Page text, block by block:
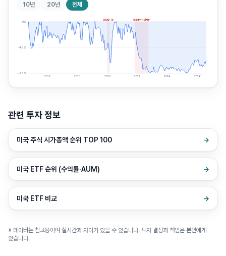
10년 20년 전체
COVID-19 인플레이션 약세장
0%
-46%
-93%
2016 2018 2020 2022 2024 2026
관련 투자 정보
미국 주식 시가총액 순위 TOP 100 →
미국 ETF 순위 (수익률·AUM) →
미국 ETF 비교 →
※ 데이터는 참고용이며 실시간과 차이가 있을 수 있습니다. 투자 결정과 책임은 본인에게
있습니다.